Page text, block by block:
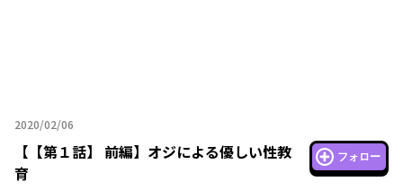
2020/02/06
2020年02月06日
【 【第１話】 前編】 オジによる優しい性教
育
フォロー